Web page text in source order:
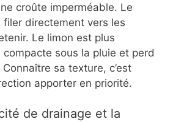
croûte imperméable. Le
filer directement vers les
Le limon est plus
sous la pluie et perd
sa texture, c’est
apporter en priorité.
de drainage et la